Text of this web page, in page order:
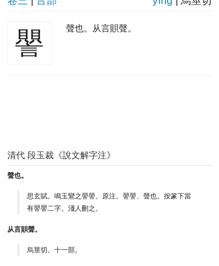
譻 聲也。从言賏聲。
清代 段玉裁《說文解字注》
聲也。
思玄賦。鳴玉鸞之譻譻。原注。譻譻、聲也。按篆下當
有譻譻二字。淺人刪之。
从言賏聲。
烏莖切。十一部。